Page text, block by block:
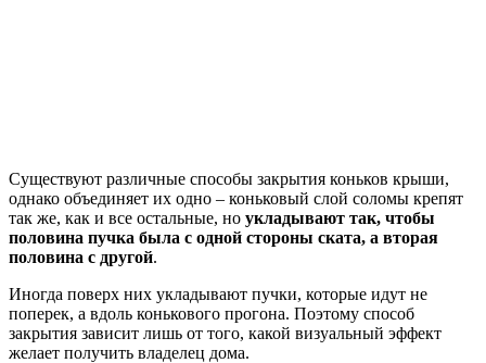
Существуют различные способы закрытия коньков крыши,
однако объединяет их одно – коньковый слой соломы крепят
так же, как и все остальные, но укладывают так, чтобы
половина пучка была с одной стороны ската, а вторая
половина с другой.
Иногда поверх них укладывают пучки, которые идут не
поперек, а вдоль конькового прогона. Поэтому способ
закрытия зависит лишь от того, какой визуальный эффект
желает получить владелец дома.